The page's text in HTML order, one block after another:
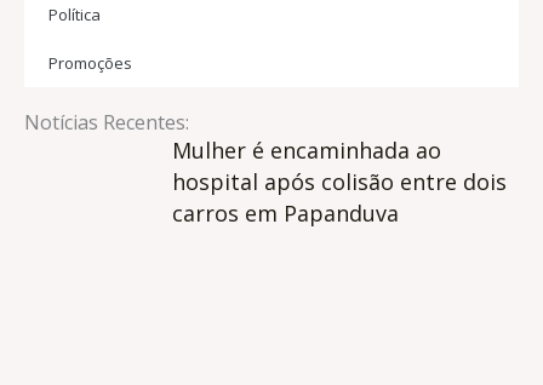
Política
Promoções
Notícias Recentes:
Mulher é encaminhada ao
hospital após colisão entre dois
carros em Papanduva